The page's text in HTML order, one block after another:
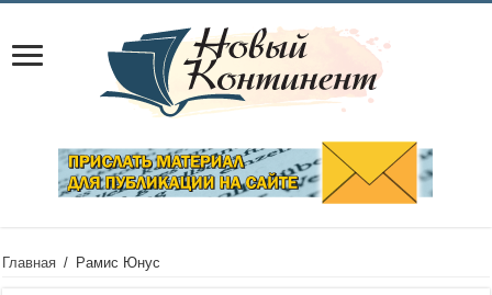
Главная / Рамис Юнус